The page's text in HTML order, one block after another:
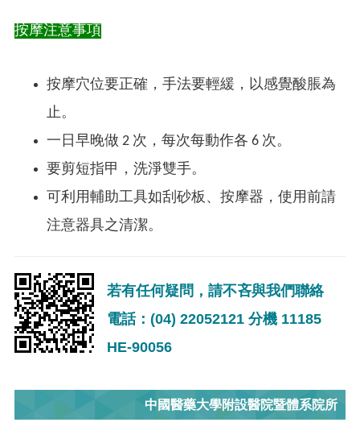
按摩注意事項
按摩穴位要正確，手法要輕緩，以感覺酸脹為
止。
一日早晚做 2 次，每次每動作各 6 次。
要剪短指甲，洗淨雙手。
可利用輔助工具如刮砂板、按摩器，使用前請
注意器具之清潔。
若有任何疑問，請不吝與我們聯絡
電話：(04) 22052121 分機 11185
HE-90056
中國醫藥大學附設醫院暨體系院所